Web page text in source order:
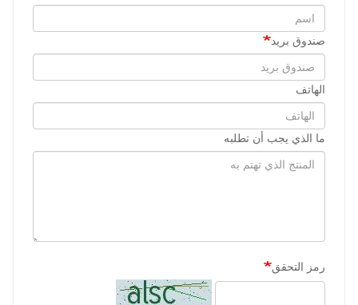
صندوق بريد
الهاتف
ما الذي يجب أن تطلبه
رمز التحقق